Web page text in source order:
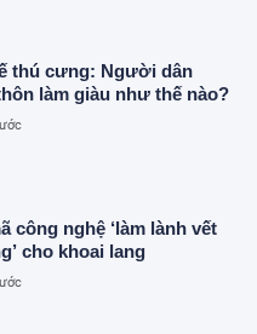
thú cưng: Người dân
làm giàu như thế nào?
công nghệ ‘làm lành vết
cho khoai lang